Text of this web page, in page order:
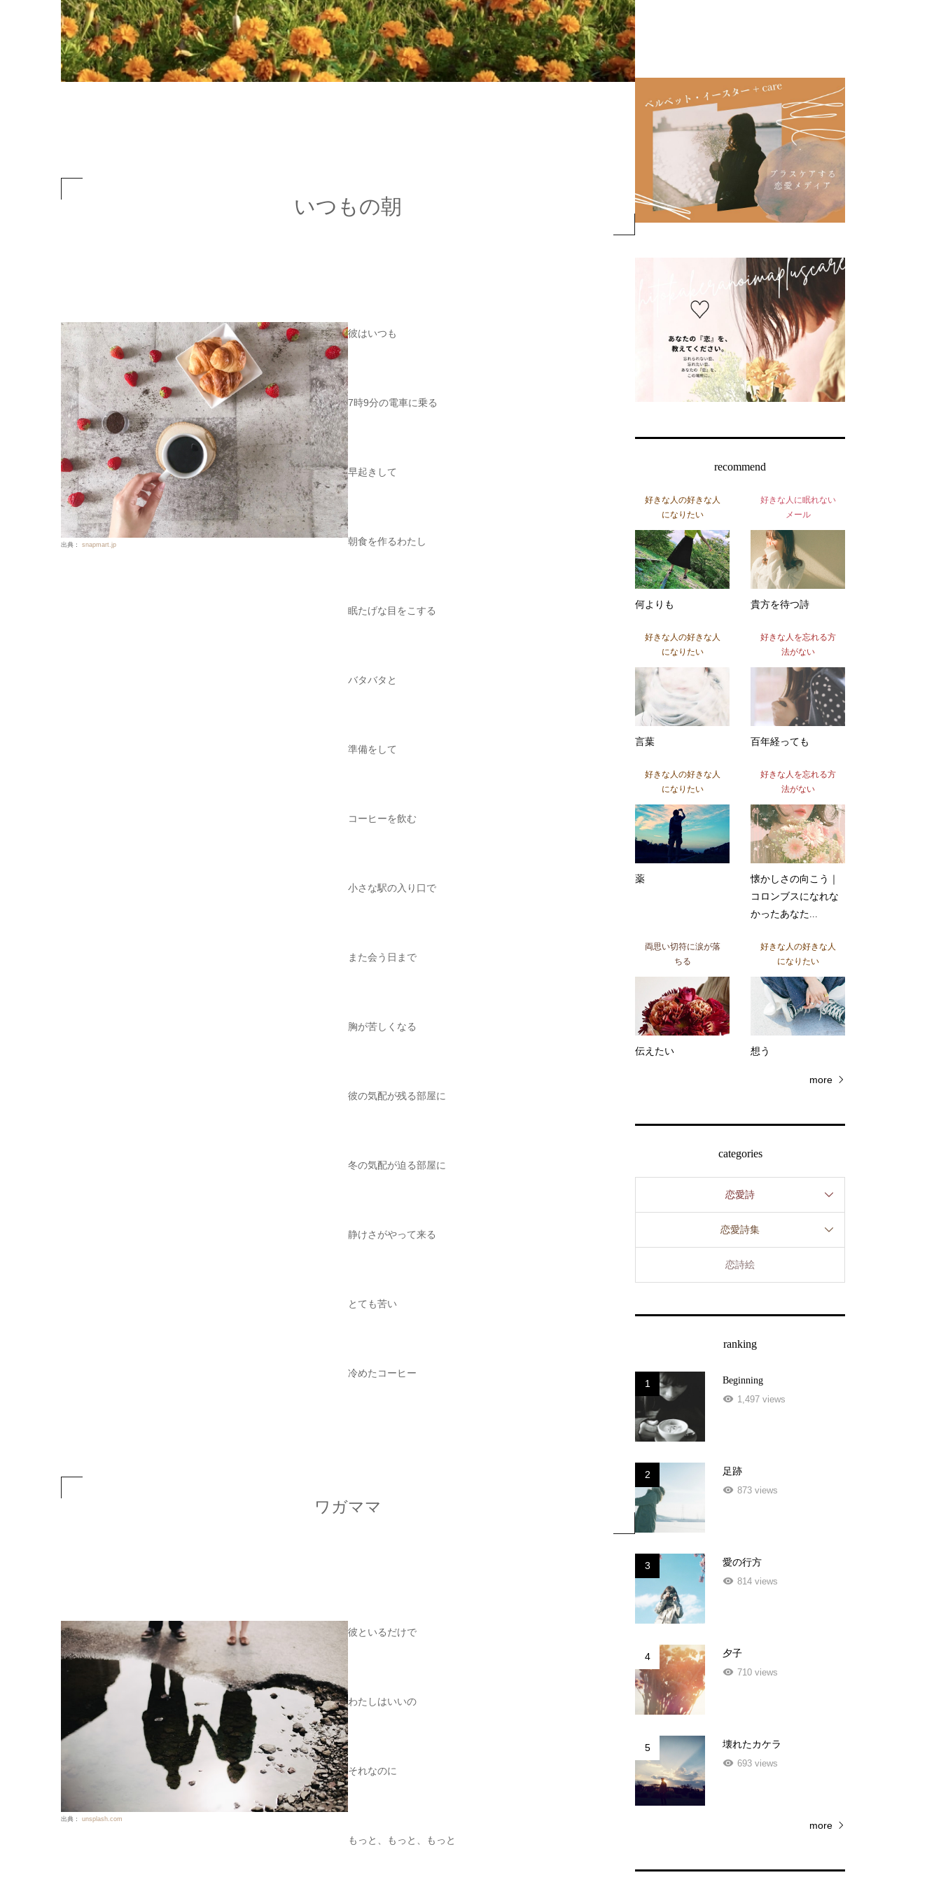
いつもの朝
出典： snapmart.jp
彼はいつも
7時9分の電車に乗る
早起きして
朝食を作るわたし
眠たげな目をこする
バタバタと
準備をして
コーヒーを飲む
小さな駅の入り口で
また会う日まで
胸が苦しくなる
彼の気配が残る部屋に
冬の気配が迫る部屋に
静けさがやって来る
とても苦い
冷めたコーヒー
ワガママ
出典： unsplash.com
彼といるだけで
わたしはいいの
それなのに
もっと、もっと、もっと
recommend
好きな人の好きな人
になりたい
何よりも
好きな人に眠れない
メール
貴方を待つ詩
好きな人の好きな人
になりたい
言葉
好きな人を忘れる方
法がない
百年経っても
好きな人の好きな人
になりたい
薬
好きな人を忘れる方
法がない
懐かしさの向こう｜
コロンブスになれな
かったあなた...
両思い切符に涙が落
ちる
伝えたい
好きな人の好きな人
になりたい
想う
more
categories
恋愛詩
恋愛詩集
恋詩絵
ranking
1
Beginning
1,497 views
2
足跡
873 views
3
愛の行方
814 views
4
夕子
710 views
5
壊れたカケラ
693 views
more